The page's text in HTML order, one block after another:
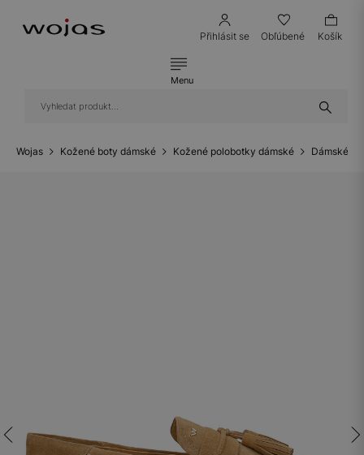
Přihlásit se Obľúbené Košík
Menu
Wojas Kožené boty dámské Kožené polobotky dámské Dámské